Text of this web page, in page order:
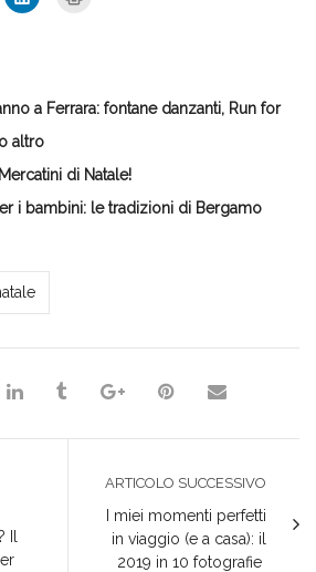
clic
apre
in
nuova
finestra)
una
nuova
a Ferrara: fontane danzanti, Run for
altro
di Natale!
i bambini: le tradizioni di Bergamo
ARTICOLO SUCCESSIVO
I miei momenti perfetti
in viaggio (e a casa): il
2019 in 10 fotografie